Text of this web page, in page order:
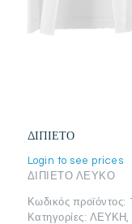
ΔΙΠΙΕΤΟ
Login to see prices
ΔΙΠΙΕΤΟ ΛΕΥΚΟ
Κωδικός προϊόντος:
Κατηγορίες: ΛΕΥΚΗ